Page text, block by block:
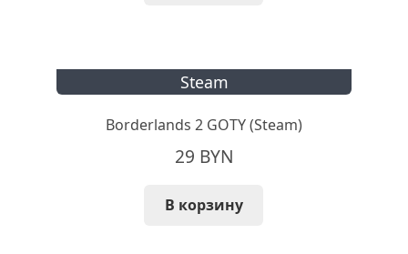
Steam
Borderlands 2 GOTY (Steam)
29 BYN
В корзину